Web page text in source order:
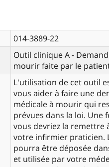
014-3889-22
Outil clinique A -
mourir faite par le
L'utilisation de cet outil
vous aider à faire une
médicale à mourir qui
prévues dans la loi. Une
vous devriez la remettre
votre infirmier praticien.
pourra être déposée
et utilisée par votre